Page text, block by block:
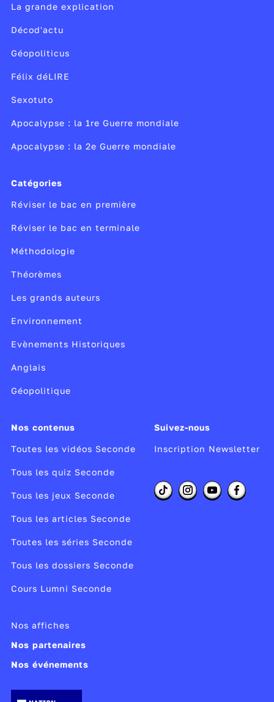
découvrent également deux nouvelles matières :
La grande explication
Décod'actu
Géopoliticus
Félix déLIRE
Sexotuto
Apocalypse : la 1re Guerre mondiale
Apocalypse : la 2e Guerre mondiale
Catégories
Réviser le bac en première
Réviser le bac en terminale
Méthodologie
Théorèmes
Les grands auteurs
Environnement
Evènements Historiques
Anglais
Géopolitique
Nos contenus
Toutes les vidéos Seconde
Tous les quiz Seconde
Tous les jeux Seconde
Tous les articles Seconde
Toutes les séries Seconde
Tous les dossiers Seconde
Cours Lumni Seconde
Suivez-nous
Inscription Newsletter
Nos affiches
Nos partenaires
Nos événements